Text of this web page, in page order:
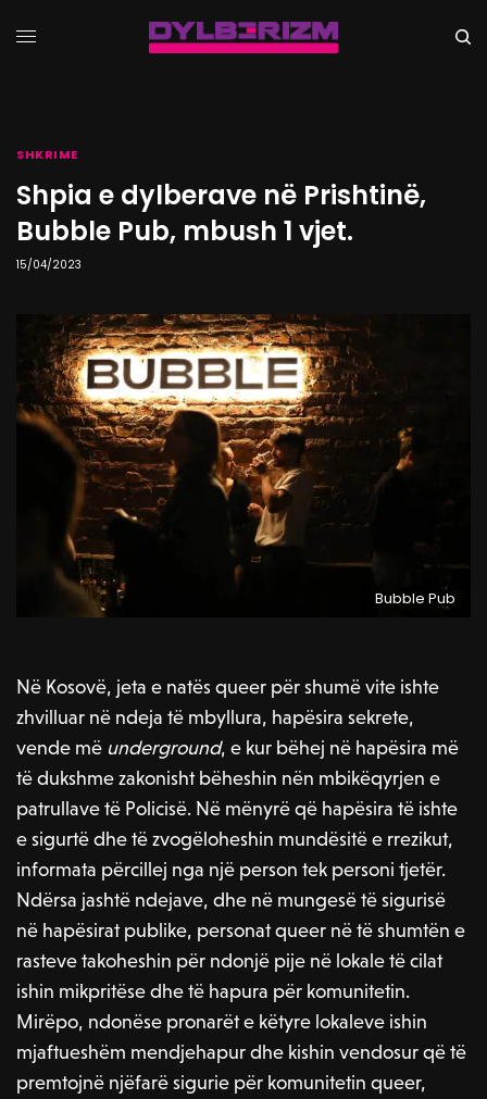
SHKRIME
Shpia e dylberave në Prishtinë,
Bubble Pub, mbush 1 vjet.
15/04/2023
Bubble Pub
Në Kosovë, jeta e natës queer për shumë vite ishte
zhvilluar në ndeja të mbyllura, hapësira sekrete,
vende më underground, e kur bëhej në hapësira më
të dukshme zakonisht bëheshin nën mbikëqyrjen e
patrullave të Policisë. Në mënyrë që hapësira të ishte
e sigurtë dhe të zvogëloheshin mundësitë e rrezikut,
informata përcillej nga një person tek personi tjetër.
Ndërsa jashtë ndejave, dhe në mungesë të sigurisë
në hapësirat publike, personat queer në të shumtën e
rasteve takoheshin për ndonjë pije në lokale të cilat
ishin mikpritëse dhe të hapura për komunitetin.
Mirëpo, ndonëse pronarët e këtyre lokaleve ishin
mjaftueshëm mendjehapur dhe kishin vendosur që të
premtojnë njëfarë sigurie për komunitetin queer,